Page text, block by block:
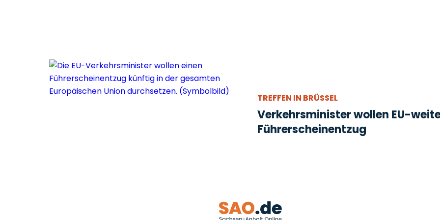
TREFFEN IN BRÜSSEL
Verkehrsminister wollen EU-
Führerscheinentzug